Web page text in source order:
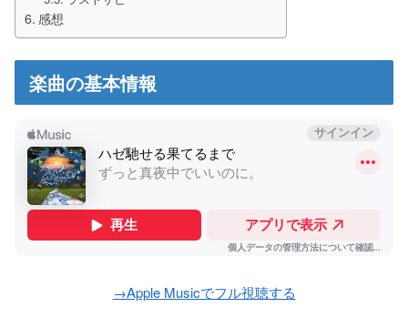
感想
楽曲の基本情報
→Apple Musicでフル視聴する